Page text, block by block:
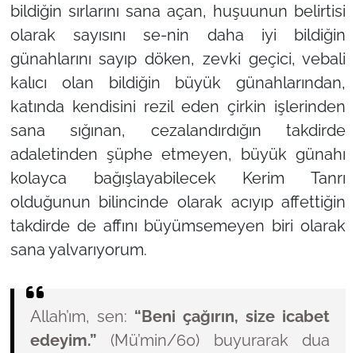
bildiğin sırlarını sana açan, huşuunun belirtisi
olarak sayısını se-nin daha iyi bildiğin
günahlarını sayıp döken, zevki geçici, vebali
kalıcı olan bildiğin büyük günahlarından,
katında kendisini rezil eden çirkin işlerinden
sana sığınan, cezalandırdığın takdirde
adaletinden şüphe etmeyen, büyük günahı
kolayca bağışlayabilecek Kerim Tanrı
olduğunun bilincinde olarak acıyıp affettiğin
takdirde de affını büyümsemeyen biri olarak
sana yalvarıyorum.
Allah’ım, sen: “Beni çağırın, size icabet
edeyim.” (Mü’min/60) buyurarak dua